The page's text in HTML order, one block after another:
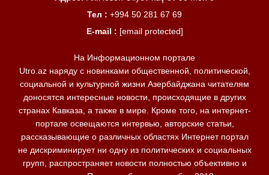
Тел : +994 50 281 67 69
E-mail : [email protected]
На Информационном портале
Utro.az наряду с новинками общественной, политической,
социальной и культурной жизни Азербайджана читателям
доносятся интересные новости, происходящие в других
странах Кавказа, а также в мире. Кроме того, на интернет-
портале освещаются интервью, авторские статьи,
рассказывающие о различных областях Интернет портал
не дискриминирует ни одну из политических и социальных
групп, распространяет новости полностью объективно и